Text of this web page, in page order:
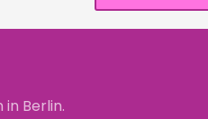
Berlin.